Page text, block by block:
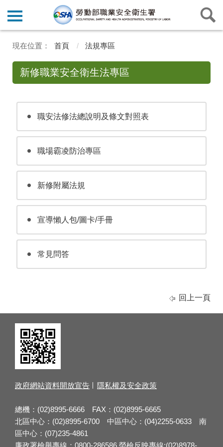
首頁 法規專區
新修職業安全衛生法專區
職安法修法總說明及條文對照表
職場霸凌防治專區
新修附屬法規
宣導懶人包/圖卡/手冊
常見問答
回上一頁
政府網站資料開放宣告 隱私權及安全政策
總機：(02)8995-6666 FAX：(02)8995-6665
北區中心：(02)8995-6700 中區中心：(04)2255-0633 南
區中心：(07)235-4861
廉政署檢舉專線：0800-286586 勞檢反映專線:(02)8978-